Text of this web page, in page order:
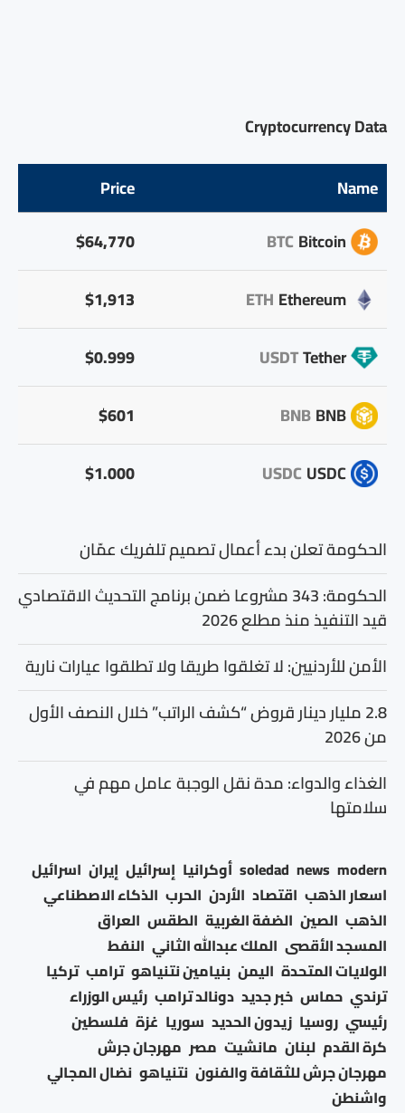
Cryptocurrency Data
Name
Price
Bitcoin
BTC
$64,770
Ethereum
ETH
$1,913
Tether
USDT
$0.999
BNB
BNB
$601
USDC
USDC
$1.000
الحكومة تعلن بدء أعمال تصميم تلفريك عمّان
الحكومة: 343 مشروعا ضمن برنامج التحديث الاقتصادي
قيد التنفيذ منذ مطلع 2026
الأمن للأردنيين: لا تغلقوا طريقا ولا تطلقوا عيارات نارية
2.8 مليار دينار قروض “كشف الراتب” خلال النصف الأول
من 2026
الغذاء والدواء: مدة نقل الوجبة عامل مهم في
سلامتها
modern
news
soledad أوكرانيا إسرائيل إيران اسرائيل
اسعار الذهب اقتصاد الأردن الحرب الذكاء الاصطناعي
الذهب الصين الضفة الغربية الطقس العراق
المسجد الأقصى الملك عبدالله الثاني النفط
الولايات المتحدة اليمن بنيامين نتنياهو ترامب تركيا
ترندي حماس خبر جديد دونالد ترامب رئيس الوزراء
رئيسي روسيا زيدون الحديد سوريا غزة فلسطين
كرة القدم لبنان مانشيت مصر مهرجان جرش
مهرجان جرش للثقافة والفنون نتنياهو نضال المجالي
واشنطن